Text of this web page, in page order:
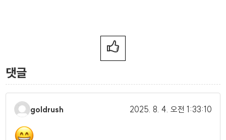
댓글
goldrush 2025. 8. 4. 오전 1:33:10